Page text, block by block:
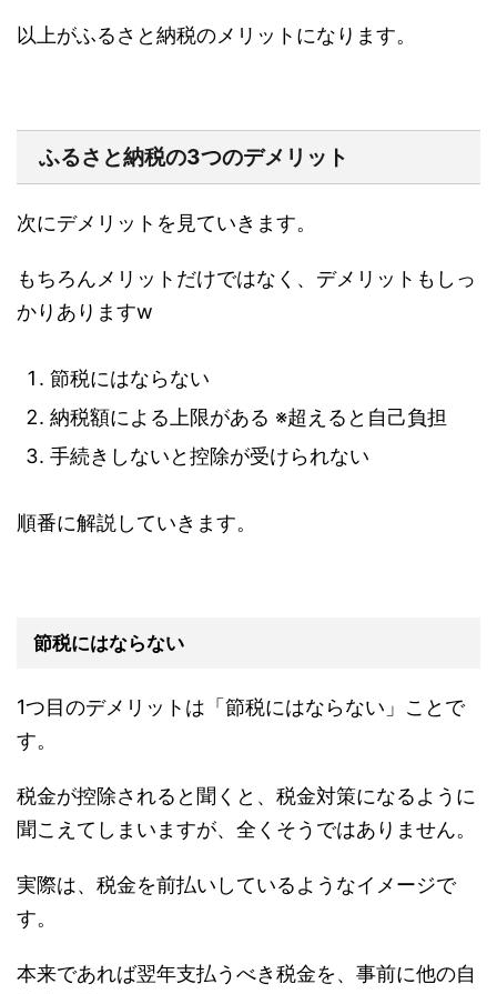
以上がふるさと納税のメリットになります。
ふるさと納税の3つのデメリット
次にデメリットを見ていきます。
もちろんメリットだけではなく、デメリットもしっ
かりありますw
節税にはならない
納税額による上限がある ※超えると自己負担
手続きしないと控除が受けられない
順番に解説していきます。
節税にはならない
1つ目のデメリットは「節税にはならない」ことで
す。
税金が控除されると聞くと、税金対策になるように
聞こえてしまいますが、全くそうではありません。
実際は、税金を前払いしているようなイメージで
す。
本来であれば翌年支払うべき税金を、事前に他の自